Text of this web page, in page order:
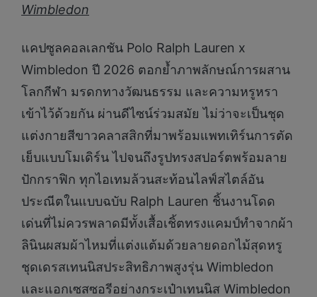
Wimbledon
แคปซูลคอลเลกชัน Polo Ralph Lauren x
Wimbledon ปี 2026 ตอกย้ำภาพลักษณ์การผสาน
โลกกีฬา มรดกทางวัฒนธรรม และความหรูหรา
เข้าไว้ด้วยกัน ผ่านดีไซน์ร่วมสมัย ไม่ว่าจะเป็นชุด
แต่งกายสีขาวคลาสสิกที่มาพร้อมแพทเทิร์นการตัด
เย็บแบบโมเดิร์น ไปจนถึงรูปทรงสปอร์ตพร้อมลาย
ปักกราฟิก ทุกไอเทมล้วนสะท้อนไลฟ์สไตล์อัน
ประณีตในแบบฉบับ Ralph Lauren ชิ้นงานโดด
เด่นที่ไม่ควรพลาดมีทั้งเสื้อเชิ้ตทรงแคมป์ทำจากผ้า
ลินินผสมผ้าไหมที่แต่งแต้มด้วยลายดอกไม้สุดหรู
ชุดเดรสเทนนิสประสิทธิภาพสูงรุ่น Wimbledon
และแอกเซสซอรีอย่างกระเป๋าเทนนิส Wimbledon